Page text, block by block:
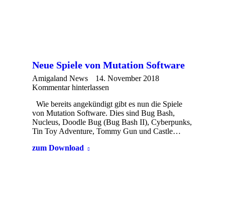
Neue Spiele von Mutation Software
Amigaland News
14. November 2018
Kommentar hinterlassen
Wie bereits angekündigt gibt es nun die Spiele
von Mutation Software. Dies sind Bug Bash,
Nucleus, Doodle Bug (Bug Bash II), Cyberpunks,
Tin Toy Adventure, Tommy Gun und Castle…
zum Download